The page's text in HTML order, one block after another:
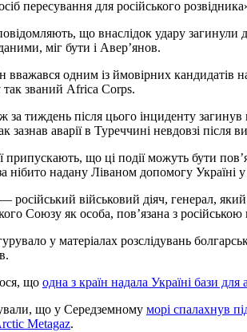
пересування для російського
що внаслідок удару
міг бути і Авер’янов.
вважався одним із ймовірних кандидатів
званий Africa Corps.
тиждень після цього інциденту загинув
зазнав аварії в Туреччині невдовзі після
припускають, що ці події можуть бути
нібито надану Ліваном допомогу Україні
російський військовий діяч, генерал,
Союзу як особа, пов’язана з російською
у матеріалах розслідувань
що одна з країн надала Україні бази
що у Середземному морі спалахнув
Metagaz.